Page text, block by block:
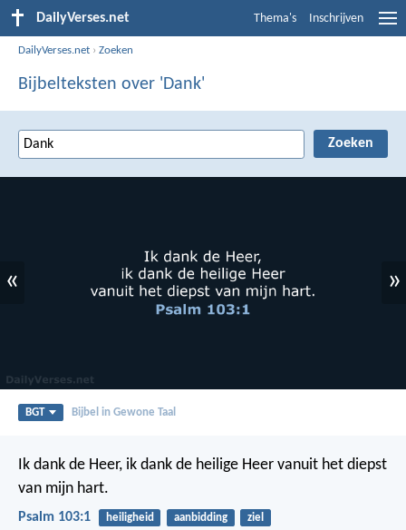
DailyVerses.net Thema's Inschrijven
DailyVerses.net ›Zoeken
Bijbelteksten over 'Dank'
« »
BGT Bijbel in Gewone Taal
Ik dank de Heer, ik dank de heilige Heer vanuit het diepst
van mijn hart.
Psalm 103:1 heiligheid aanbidding ziel